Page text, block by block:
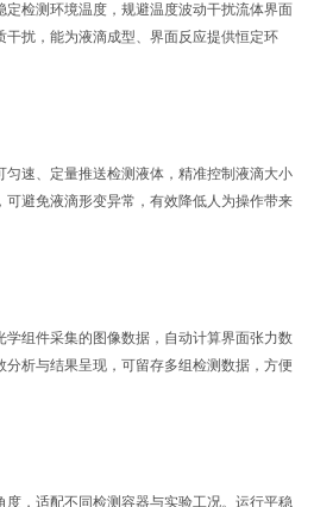
检测环境温度，规避温度波动干扰流体界面
扰，能为液滴成型、界面反应提供恒定环
速、定量推送检测液体，精准控制液滴大小
避免液滴形变异常，有效降低人为操作带来
组件采集的图像数据，自动计算界面张力数
析与结果呈现，可留存多组检测数据，方便
，适配不同检测容器与实验工况。运行平稳